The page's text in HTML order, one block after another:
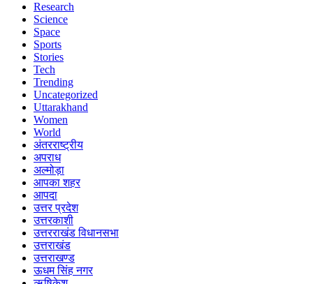
Research
Science
Space
Sports
Stories
Tech
Trending
Uncategorized
Uttarakhand
Women
World
अंतरराष्ट्रीय
अपराध
अल्मोड़ा
आपका शहर
आपदा
उत्तर प्रदेश
उत्तरकाशी
उत्तरराखंड विधानसभा
उत्तराखंड
उत्तराखण्ड
ऊधम सिंह नगर